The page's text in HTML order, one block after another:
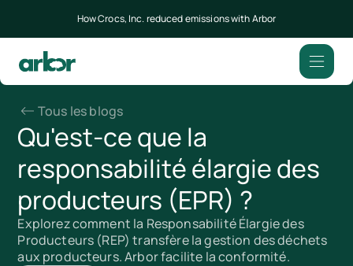
How Crocs, Inc. reduced emissions with Arbor
Tous les blogs
Qu'est-ce que la
responsabilité élargie des
producteurs (EPR) ?
Explorez comment la Responsabilité Élargie des
Producteurs (REP) transfère la gestion des déchets
aux producteurs. Arbor facilite la conformité.